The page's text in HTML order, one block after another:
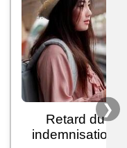
Retard du
indemnisations
❯